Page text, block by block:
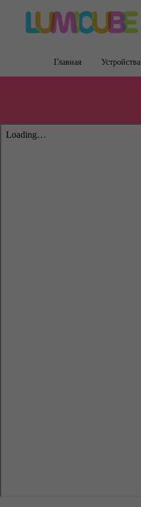
Главная Устройства